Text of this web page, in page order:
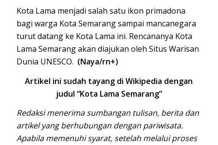
Kota Lama menjadi salah satu ikon primadona
bagi warga Kota Semarang sampai mancanegara
turut datang ke Kota Lama ini. Rencananya Kota
Lama Semarang akan diajukan oleh Situs Warisan
Dunia UNESCO. (Naya/rn+)
Artikel ini sudah tayang di Wikipedia dengan
judul “Kota Lama Semarang”
Redaksi menerima sumbangan tulisan, berita dan
artikel yang berhubungan dengan pariwisata.
Apabila memenuhi syarat, setelah melalui proses